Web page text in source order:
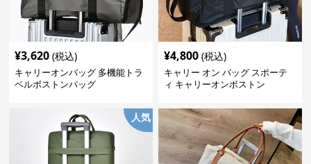
¥3,620 (税込)
キャリーオンバッグ 多機能トラ
ベルボストンバッグ
¥4,800 (税込)
キャリー オン バッグ スポーテ
ィ キャリーオンボストン
人気